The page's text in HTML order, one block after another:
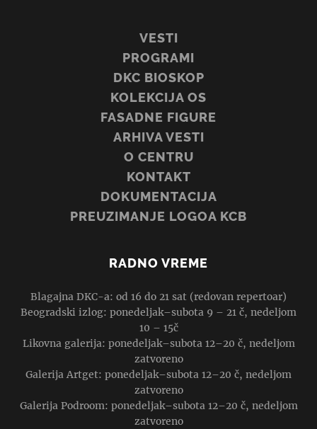
VESTI
PROGRAMI
DKC BIOSKOP
KOLEKCIJA OS
FASADNE FIGURE
ARHIVA VESTI
O CENTRU
KONTAKT
DOKUMENTACIJA
PREUZIMANJE LOGOA KCB
RADNO VREME
Blagajna DKC-a: od 16 do 21 sat (redovan repertoar)
Beogradski izlog: ponedeljak–subota 9 – 21 č, nedeljom
10 – 15č
Likovna galerija: ponedeljak–subota 12–20 č, nedeljom
zatvoreno
Galerija Artget: ponedeljak–subota 12–20 č, nedeljom
zatvoreno
Galerija Podroom: ponedeljak–subota 12–20 č, nedeljom
zatvoreno